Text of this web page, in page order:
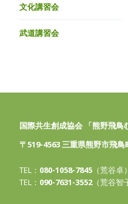
文化講習会
武道講習会
国際共生創成協会 「熊野飛鳥
〒519-4563 三重県熊野市飛鳥
TEL： 080-1058-7845 （荒谷卓）
TEL： 090-7631-3552（荒谷智